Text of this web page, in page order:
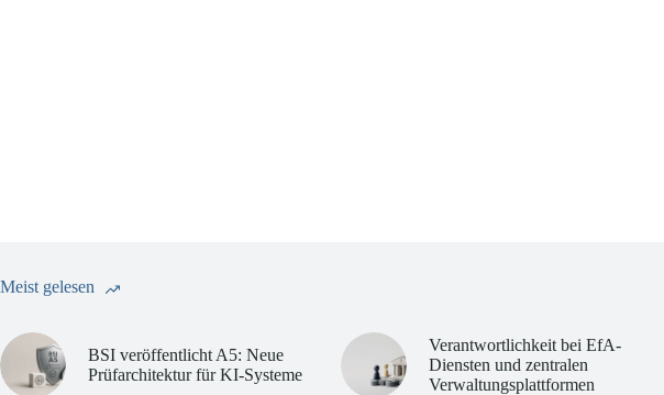
Meist gelesen
BSI veröffentlicht A5: Neue
Prüfarchitektur für KI-Systeme
Verantwortlichkeit bei EfA-
Diensten und zentralen
Verwaltungsplattformen